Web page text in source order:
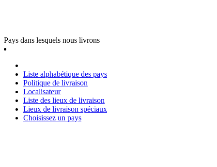
Pays dans lesquels nous livrons
Liste alphabétique des pays
Politique de livraison
Localisateur
Liste des lieux de livraison
Lieux de livraison spéciaux
Choisissez un pays